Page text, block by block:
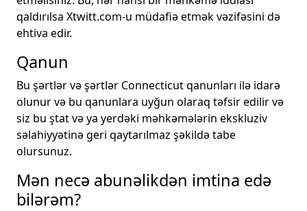
qaldırılsa Xtwitt.com-u müdafiə etmək vəzifəsini də
ehtiva edir.
Qanun
Bu şərtlər və şərtlər Connecticut qanunları ilə idarə
olunur və bu qanunlara uyğun olaraq təfsir edilir və
siz bu ştat və ya yerdəki məhkəmələrin ekskluziv
səlahiyyətinə geri qaytarılmaz şəkildə tabe
olursunuz.
Mən necə abunəlikdən imtina edə
bilərəm?